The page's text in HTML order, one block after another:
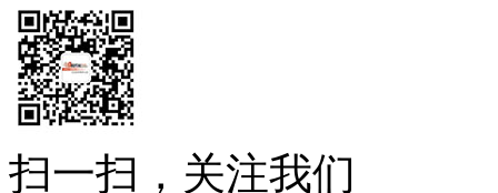
扫一扫，关注我们